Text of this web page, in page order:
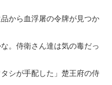
から血浮屠の令牌が見つか
。侍衛さん達は気の毒だっ
シが手配した」楚王府の侍